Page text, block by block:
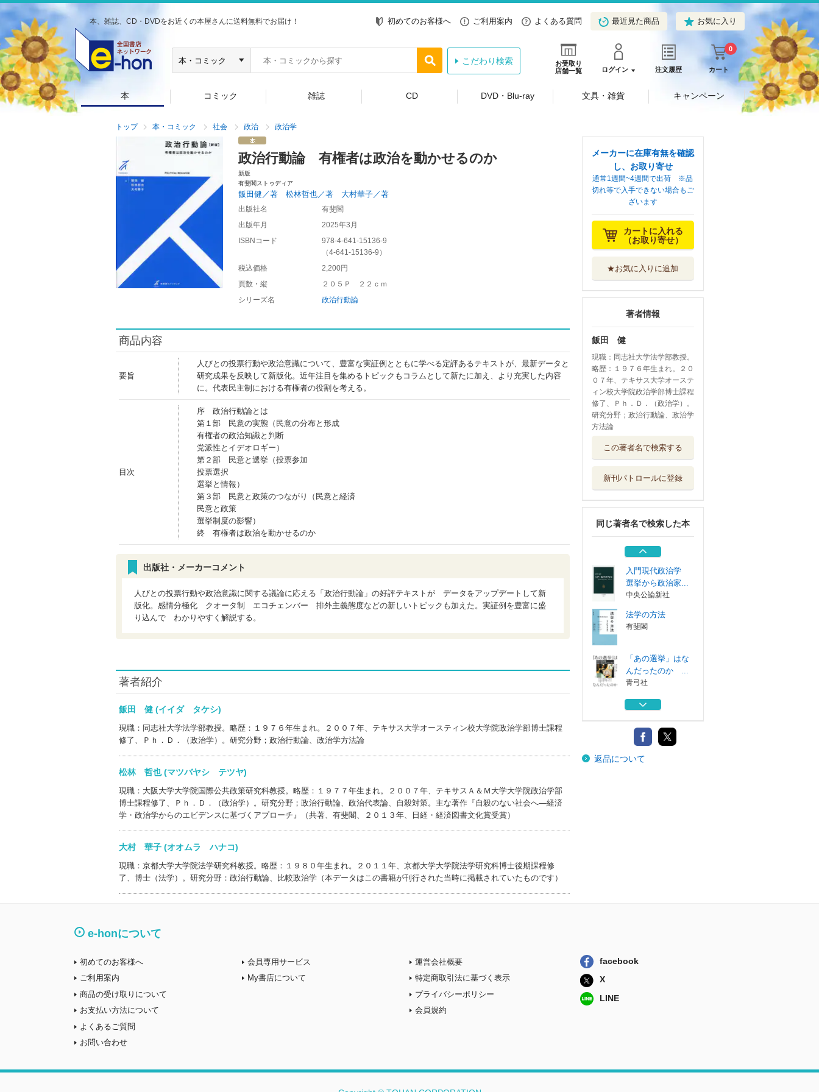
本、雑誌、CD・DVDをお近くの本屋さんに送料無料でお届け！ 初めてのお客様へ ご利用案内 よくある質問 最近見た商品 お気に入り
お受取り
店舗一覧
ログイン 注文履歴 カート
0
こだわり検索
本 コミック 雑誌 CD DVD・Blu-ray 文具・雑貨 キャンペーン
トップ 本・コミック 社会 政治 政治学
政治行動論 有権者は政治を動かせるのか
新版
有斐閣ストゥディア
飯田健／著 松林哲也／著 大村華子／著
出版社名
有斐閣
出版年月
2025年3月
ISBNコード
978-4-641-15136-9
（4-641-15136-9 ）
税込価格
2,200円
頁数・縦
２０５Ｐ ２２ｃｍ
シリーズ名
政治行動論
商品内容
要旨
人びとの投票行動や政治意識について、豊富な実証例とともに学べる定評あるテキストが、最新データと
研究成果を反映して新版化。近年注目を集めるトピックもコラムとして新たに加え、より充実した内容
に。代表民主制における有権者の役割を考える。
目次
序 政治行動論とは
第１部 民意の実態（民意の分布と形成
有権者の政治知識と判断
党派性とイデオロギー）
第２部 民意と選挙（投票参加
投票選択
選挙と情報）
第３部 民意と政策のつながり（民意と経済
民意と政策
選挙制度の影響）
終 有権者は政治を動かせるのか
出版社・メーカーコメント
人びとの投票行動や政治意識に関する議論に応える「政治行動論」の好評テキストが データをアップデートして新
版化。感情分極化 クオータ制 エコチェンバー 排外主義態度などの新しいトピックも加えた。実証例を豊富に盛
り込んで わかりやすく解説する。
著者紹介
飯田 健 (イイダ タケシ)
現職：同志社大学法学部教授。略歴：１９７６年生まれ。２００７年、テキサス大学オースティン校大学院政治学部博士課程
修了、Ｐｈ．Ｄ．（政治学）。研究分野；政治行動論、政治学方法論
松林 哲也 (マツバヤシ テツヤ)
現職：大阪大学大学院国際公共政策研究科教授。略歴：１９７７年生まれ。２００７年、テキサスＡ＆Ｍ大学大学院政治学部
博士課程修了、Ｐｈ．Ｄ．（政治学）。研究分野；政治行動論、政治代表論、自殺対策。主な著作『自殺のない社会へ―経済
学・政治学からのエビデンスに基づくアプローチ』（共著、有斐閣、２０１３年、日経・経済図書文化賞受賞）
大村 華子 (オオムラ ハナコ)
現職：京都大学大学院法学研究科教授。略歴：１９８０年生まれ。２０１１年、京都大学大学院法学研究科博士後期課程修
了、博士（法学）。研究分野：政治行動論、比較政治学（本データはこの書籍が刊行された当時に掲載されていたものです）
メーカーに在庫有無を確認
し、お取り寄せ
通常1週間~4週間で出荷 ※品
切れ等で入手できない場合もご
ざいます
カートに入れる
（お取り寄せ）
★お気に入りに追加
著者情報
飯田 健
現職：同志社大学法学部教授。
略歴：１９７６年生まれ。２０
０７年、テキサス大学オーステ
ィン校大学院政治学部博士課程
修了、Ｐｈ．Ｄ．（政治学）。
研究分野；政治行動論、政治学
方法論
この著者名で検索する
新刊パトロールに登録
同じ著者名で検索した本
んだったのか ...
まちづくりを仕事
学芸出版社
日本の経済投票
なぜ日本で政権...
有斐閣
入門現代政治学
選挙から政治家...
中央公論新社
法学の方法
有斐閣
「あの選挙」はな
んだったのか ...
青弓社
まちづくりを仕事
学芸出版社
日本の経済投票
なぜ日本で政権...
日本の経済投票
返品について
e-honについて
初めてのお客様へ
ご利用案内
商品の受け取りについて
お支払い方法について
よくあるご質問
お問い合わせ
会員専用サービス
My書店について
運営会社概要
特定商取引法に基づく表示
プライバシーポリシー
会員規約
facebook
X
LINE